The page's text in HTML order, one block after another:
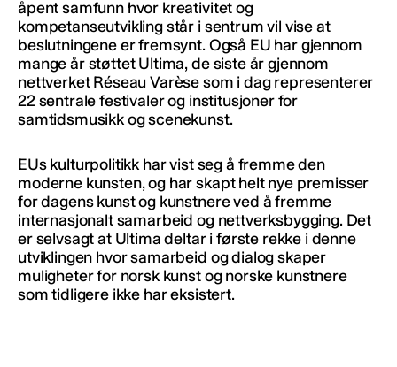
åpent samfunn hvor kreativitet og
kompetanseutvikling står i sentrum vil vise at
beslutningene er fremsynt. Også EU har gjennom
mange år støttet Ultima, de siste år gjennom
nettverket Réseau Varèse som i dag representerer
22 sentrale festivaler og institusjoner for
samtidsmusikk og scenekunst.
EUs kulturpolitikk har vist seg å fremme den
moderne kunsten, og har skapt helt nye premisser
for dagens kunst og kunstnere ved å fremme
internasjonalt samarbeid og nettverksbygging. Det
er selvsagt at Ultima deltar i første rekke i denne
utviklingen hvor samarbeid og dialog skaper
muligheter for norsk kunst og norske kunstnere
som tidligere ikke har eksistert.